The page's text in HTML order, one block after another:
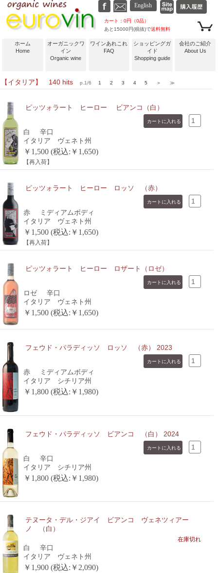
カート：0円（0品）
あと15000円(税抜)で送料無料
ホーム
Home
オーガニックワ
イン
Organic wine
ワインあれこれ
FAQ
ショッピングガ
イド
Shopping guide
会社のご紹介
About Us
【イタリア】 140 hitsp.1/6 1 2 3 4 5 ＞ ≫
ピッツォラート ヒーロー ビアンコ（白）
白
辛口
イタリア ヴェネト州
￥1,500 (税込:￥1,650)
【再入荷】
ピッツォラート ヒーロー ロッソ （赤）
赤
ミディアムボディ
イタリア ヴェネト州
￥1,500 (税込:￥1,650)
【再入荷】
ピッツォラート ヒーロー ロザート（ロゼ）
ロゼ
辛口
イタリア ヴェネト州
￥1,500 (税込:￥1,650)
フェウド・パラディッソ ロッソ （赤） 2023
赤
ミディアムボディ
イタリア シチリア州
￥1,800 (税込:￥1,980)
フェウド・パラディッソ ビアンコ （白） 2024
白
辛口
イタリア シチリア州
￥1,800 (税込:￥1,980)
テヌータ・デル・ジアイ ビアンコ ヴェネツィアー
ノ （白）
在庫切れ
白
辛口
イタリア ヴェネト州
￥1,900 (税込:￥2,090)